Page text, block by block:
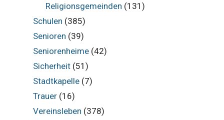
Religionsgemeinden (131)
Schulen (385)
Senioren (39)
Seniorenheime(42)
Sicherheit(51)
Stadtkapelle(7)
Trauer(16)
Vereinsleben (378)